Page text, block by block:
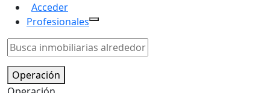
Acceder
Profesionales
Operación